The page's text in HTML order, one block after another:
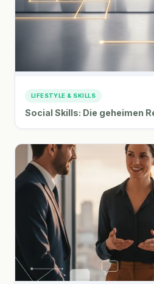
LIFESTYLE & SKILLS
Social Skills: Die geheimen